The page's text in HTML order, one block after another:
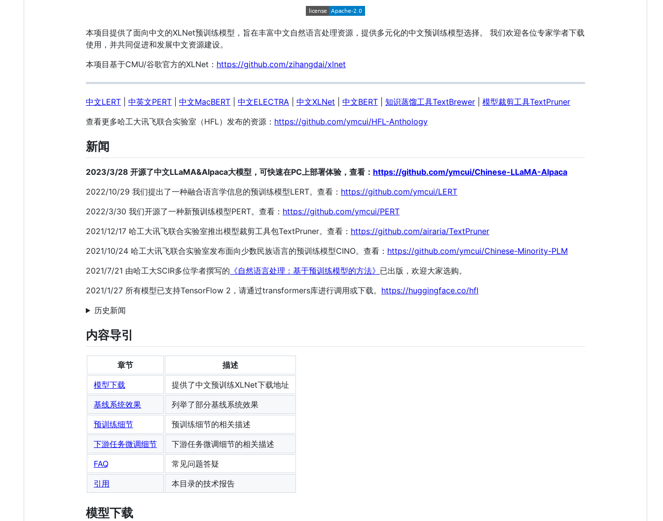
本项目提供了面向中文的XLNet预训练模型，旨在丰富中文自然语言处理资源，提供多元化的中文预训练模型选择。 我们欢迎各位专家学者下载
使用，并共同促进和发展中文资源建设。
本项目基于CMU/谷歌官方的XLNet： https://github.com/zihangdai/xlnet
中文LERT 中英文PERT 中文MacBERT 中文ELECTRA 中文XLNet 中文BERT 知识蒸馏工具TextBrewer
模型裁剪工具TextPruner
查看更多哈工大讯飞联合实验室（HFL）发布的资源： https://github.com/ymcui/HFL-Anthology
新闻
2023/3/28 开源了中文LLaMA&Alpaca大模型，可快速在PC上部署体验，查看： https://github.com/ymcui/Chinese-LLaMA-Alpaca
2022/10/29 我们提出了一种融合语言学信息的预训练模型LERT。查看： https://github.com/ymcui/LERT
2022/3/30 我们开源了一种新预训练模型PERT。查看： https://github.com/ymcui/PERT
2021/12/17 哈工大讯飞联合实验室推出模型裁剪工具包TextPruner。查看： https://github.com/airaria/TextPruner
2021/10/24 哈工大讯飞联合实验室发布面向少数民族语言的预训练模型CINO。查看： https://github.com/ymcui/Chinese-Minority-PLM
2021/7/21 由哈工大SCIR多位学者撰写的 《自然语言处理：基于预训练模型的方法》 已出版，欢迎大家选购。
2021/1/27 所有模型已支持TensorFlow 2，请通过transformers库进行调用或下载。 https://huggingface.co/hfl
历史新闻
内容导引
章节
描述
模型下载
提供了中文预训练XLNet下载地址
基线系统效果
列举了部分基线系统效果
预训练细节
预训练细节的相关描述
下游任务微调细节
下游任务微调细节的相关描述
FAQ
常见问题答疑
引用
本目录的技术报告
模型下载